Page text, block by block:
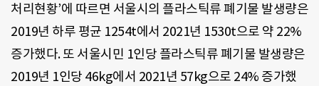
처리현황’에 따르면 서울시의 플라스틱류 폐기물 발생량은
2019년 하루 평균 1254t에서 2021년 1530t으로 약 22%
증가했다. 또 서울시민 1인당 플라스틱류 폐기물 발생량은
2019년 1인당 46kg에서 2021년 57kg으로 24% 증가했